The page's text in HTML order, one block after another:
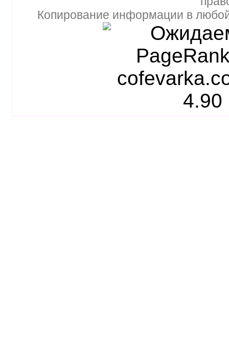
Копирование информации в